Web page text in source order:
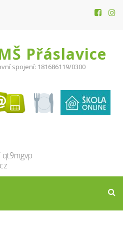
Přáslavice
spojení: 181686119/0300